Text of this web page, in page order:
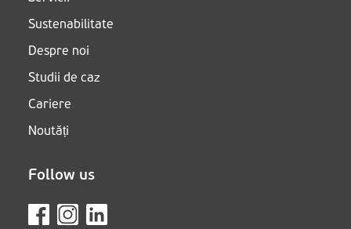
Sustenabilitate
Despre noi
Studii de caz
Cariere
Noutăți
Follow us